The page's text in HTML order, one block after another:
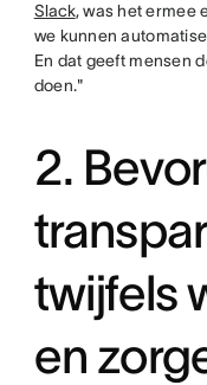
Slack, was het ermee
we kunnen
En dat geeft mensen
doen."
2.
twijfels
en